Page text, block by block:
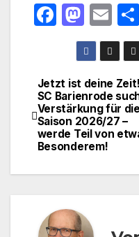
F
e
b
o
o
k
M
a
st
o
d
o
n
E
m
ail
Jetzt ist deine Zeit!
SC Barienrode
Verstärkung für die
Saison 2026/27 –
werde Teil von
Besonderem!